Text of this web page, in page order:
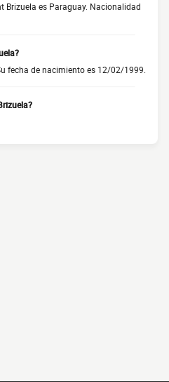
Brizuela es Paraguay. Nacionalidad
fecha de nacimiento es 12/02/1999.